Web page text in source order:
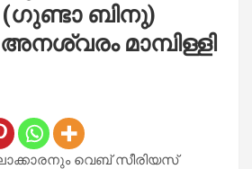
(ഗുണ്ടാ ബിനു)
മാമ്പിള്ളി
വെബ് സീരിയസ്